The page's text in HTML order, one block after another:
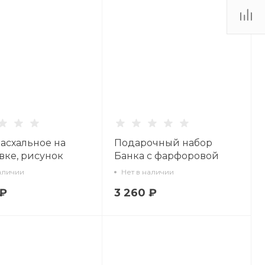
на
рисунок
80.91303.00.1
Подарочный набор
Банка с фарфоровой
крышкой Кролик
Нет в наличии
3 260 ₽